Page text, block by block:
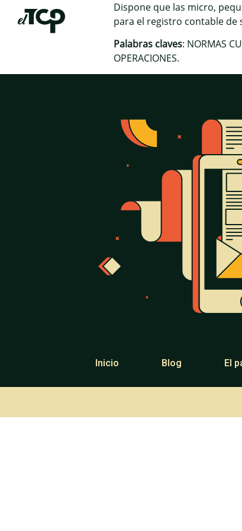
Dispone que las micro,
para el registro contable de
Palabras claves: NORMAS
OPERACIONES.
Inicio Blog El